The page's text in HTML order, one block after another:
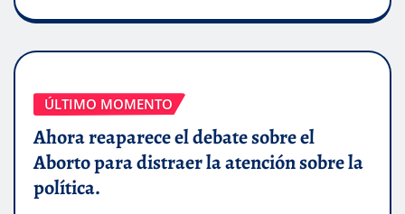
ÚLTIMO MOMENTO
Ahora reaparece el debate sobre el
Aborto para distraer la atención sobre la
política.